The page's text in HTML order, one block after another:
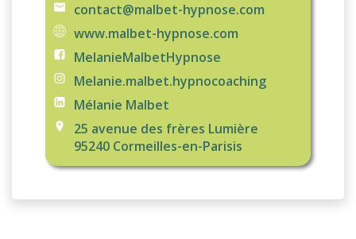
contact@malbet-hypnose.com
www.malbet-hypnose.com
MelanieMalbetHypnose
Melanie.malbet.hypnocoaching
Mélanie Malbet
25 avenue des frères Lumière
95240 Cormeilles-en-Parisis